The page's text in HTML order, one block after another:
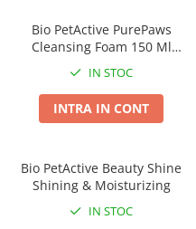
Primordial
Meglium
Pro Science
Decent
Hrana Umeda Caini
Taste of the Wild
BonaCibo
LaMito
Pro Science
Hrana Umeda Pisici
Nature's Protection
Cherie
Taste of The Wild
Bio PetActive PurePaws
Cleansing Foam 150 Ml
IN STOC
INTRA IN CONT
Bio PetActive Beauty Shine
Shining & Moisturizing
IN STOC